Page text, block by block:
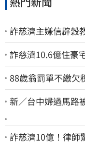
詐慈濟主嫌信辟
詐慈濟10.6億住
88歲翁罰單不繳
新／台中婦過馬路
詐慈濟10億！律師